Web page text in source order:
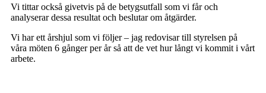
Vi tittar också givetvis på de betygsutfall som vi får och
analyserar dessa resultat och beslutar om åtgärder.
Vi har ett årshjul som vi följer – jag redovisar till styrelsen på
våra möten 6 gånger per år så att de vet hur långt vi kommit i vårt
arbete.